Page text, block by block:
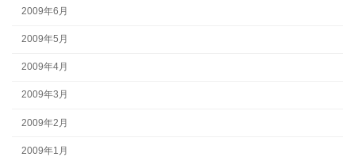
2009年6月
2009年5月
2009年4月
2009年3月
2009年2月
2009年1月